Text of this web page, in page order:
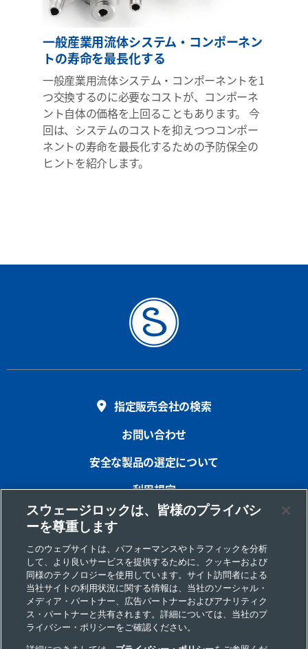
一般産業用流体システム・コンポーネン
トの寿命を最長化する
一般産業用流体システム・コンポーネントを1
つ交換するのに必要なコストが、コンポーネ
ント自体の価格を上回ることもあります。 今
回は、システムのコストを抑えつつコンポー
ネントの寿命を最長化するための予防保全の
ヒントを紹介します。
指定販売会社の検索
お問い合わせ
安全な製品の選定について
利用規定
プライバシー
インプリント
サイトマップ
Cookie 優先設定
個人情報の取り扱いについて
スウェージロックは、皆様のプライバシ
ーを尊重します
このウェブサイトは、パフォーマンスやトラフィックを分析
して、より良いサービスを提供するために、クッキーおよび
同様のテクノロジーを使用しています。サイト訪問者による
当社サイトの利用状況に関する情報は、当社のソーシャル・
メディア・パートナー、広告パートナーおよびアナリティク
ス・パートナーと共有されます。詳細については、当社のプ
ライバシー・ポリシーをご確認ください。